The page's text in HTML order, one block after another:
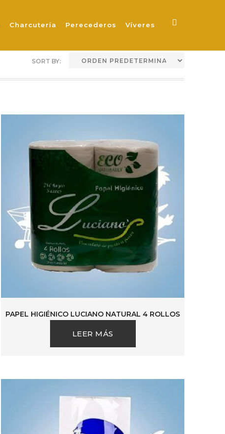
Charcutería Perecederos Víveres
PAPEL HIGIÉNICO LUCIANO NATURAL 4 ROLLOS
LEER MÁS